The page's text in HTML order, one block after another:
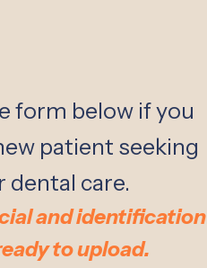
form below if you
patient seeking
dental care.
and identification
to upload.